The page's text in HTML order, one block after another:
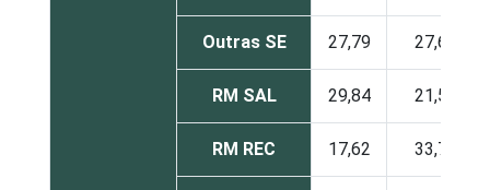
Outras SE 27,79 27,69
RM SAL 29,84 21,59
RM REC 17,62 33,75